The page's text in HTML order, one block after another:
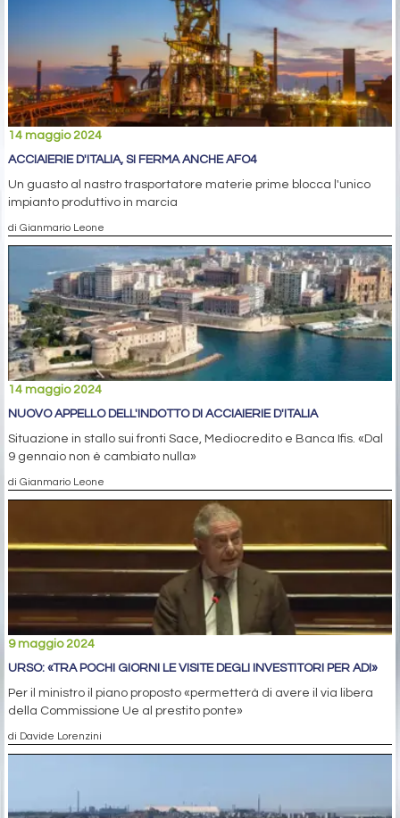
14 maggio 2024
ACCIAIERIE D'ITALIA, SI FERMA ANCHE AFO4
Un guasto al nastro trasportatore materie prime blocca l'unico
impianto produttivo in marcia
di Gianmario Leone
14 maggio 2024
NUOVO APPELLO DELL'INDOTTO DI ACCIAIERIE D'ITALIA
Situazione in stallo sui fronti Sace, Mediocredito e Banca Ifis. «Dal
9 gennaio non è cambiato nulla»
di Gianmario Leone
9 maggio 2024
URSO: «TRA POCHI GIORNI LE VISITE DEGLI INVESTITORI PER ADI»
Per il ministro il piano proposto «permetterà di avere il via libera
della Commissione Ue al prestito ponte»
di Davide Lorenzini